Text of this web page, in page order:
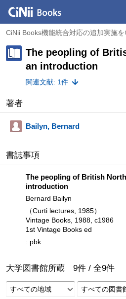
CiNii Books機能統合対応の追加実施を
The peopling of
an introduction
関連文献: 1件
著者
Bailyn, Bernard
書誌事項
The peopling of British
introduction
Bernard Bailyn
（Curti lectures, 1985）
Vintage Books, 1988, c1986
1st Vintage Books ed
: pbk
大学図書館所蔵 9件 / 全9件
すべての地域
すべての図書